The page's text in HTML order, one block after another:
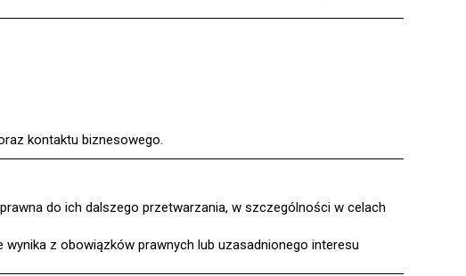
kontaktu biznesowego.
do ich dalszego przetwarzania, w szczególności w celach
z obowiązków prawnych lub uzasadnionego interesu